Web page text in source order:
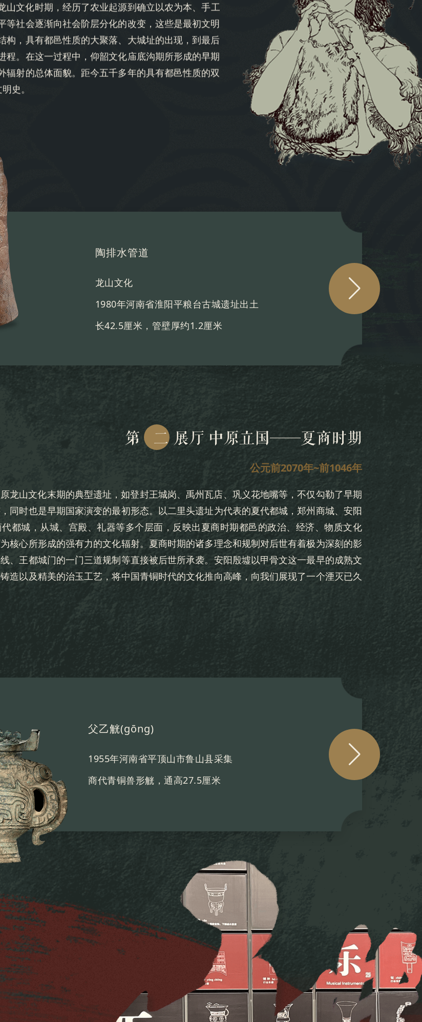
山文化时期，经历了农业起源到确立以农为本、手工
社会逐渐向社会阶层分化的改变，这些是最初文明
，具有都邑性质的大聚落、大城址的出现，到最后
。在这一过程中，仰韶文化庙底沟期所形成的早期
射的总体面貌。距今五千多年的具有都邑性质的双
史。
彩陶双连壶
仰韶文化
1972年河南省郑州市大河村出土
高20厘米
第 二 展厅 中原立国——夏商时期
公元前2070年~前1046年
龙山文化末期的典型遗址，如登封王城岗、禹州瓦店、巩义花地嘴等，不仅勾勒了早期
同时也是早期国家演变的最初形态。以二里头遗址为代表的夏代都城，郑州商城、安阳
都城，从城、宫殿、礼器等多个层面，反映出夏商时期都邑的政治、经济、物质文化
核心所形成的强有力的文化辐射。夏商时期的诸多理念和规制对后世有着极为深刻的影
、王都城门的一门三道规制等直接被后世所承袭。安阳殷墟以甲骨文这一最早的成熟文
造以及精美的治玉工艺，将中国青铜时代的文化推向高峰，向我们展现了一个湮灭已久
青玉跽坐人形佩
是1976年出土的商朝玉器
通高5.6厘米，宽2.8厘米